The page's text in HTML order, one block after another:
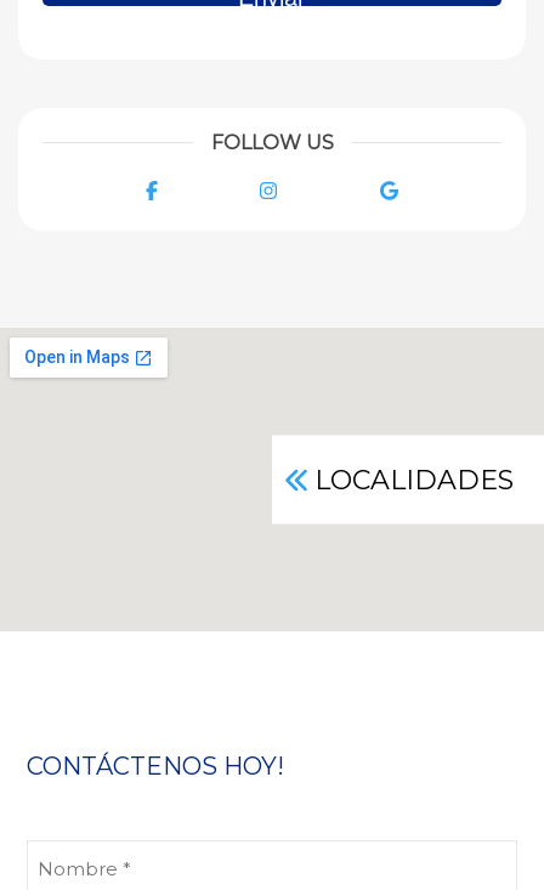
FOLLOW US
Facebook Instagram Google
LOCALIDADES
CONTÁCTENOS HOY!